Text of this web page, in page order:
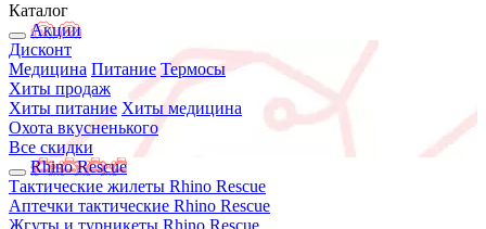
Каталог
Акции
Дисконт
Медицина Питание Термосы
Хиты продаж
Хиты питание Хиты медицина
Охота вкусненького
Все скидки
Rhino Rescue
Тактические жилеты Rhino Rescue
Аптечки тактические Rhino Rescue